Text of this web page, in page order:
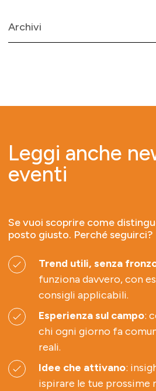
Archivi
Leggi anche
eventi
Se vuoi scoprire come
posto giusto. Perché seguirci?
Trend utili, senza
funziona davvero, con
consigli applicabili.
Esperienza sul campo:
chi ogni giorno fa
reali.
Idee che attivano:
ispirare le tue prossime